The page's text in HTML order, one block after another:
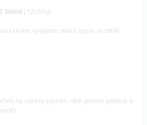
balení (12x55g).
kterém výdejním místě byste si chtěli
na adresu (potom nám prosím pošlete o